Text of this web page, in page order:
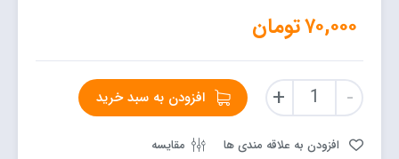
تومان
- ای
عدد
+ افزودن به سبد خرید
افزودن به علاقه مندی ها مقایسه